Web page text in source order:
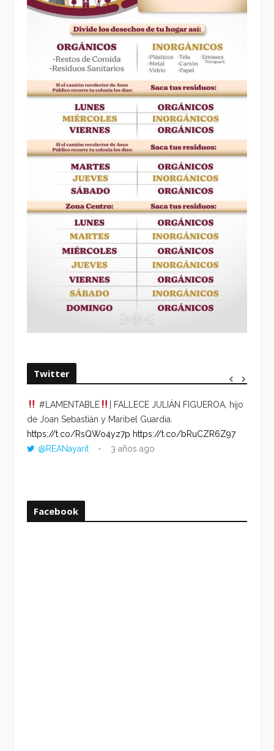
Twitter
#LAMENTABLE
| FALLECE JULIÁN FIGUEROA, hijo
de Joan Sebastián y Maribel Guardia.
https://t.co/RsQWo4yz7p https://t.co/bRuCZR6Z97
@REANayarit
3 años ago
Facebook